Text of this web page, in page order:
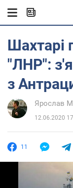
Шахтарі
"ЛНР":
з
Ярослав
12.06.2020
11